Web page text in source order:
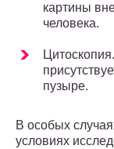
картины
человека.
пузыре.
В особых
условиях